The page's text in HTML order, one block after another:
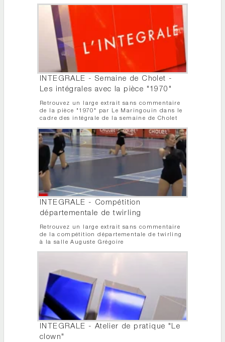
INTEGRALE - Semaine de Cholet -
Les intégrales avec la pièce "1970"
Retrouvez un large extrait sans commentaire
de la pièce "1970" par Le Maringouin dans le
cadre des intégrale de la semaine de Cholet
INTEGRALE - Compétition
départementale de twirling
Retrouvez un large extrait sans commentaire
de la compétition départementale de twirling
à la salle Auguste Grégoire
INTEGRALE - Atelier de pratique "Le
clown"